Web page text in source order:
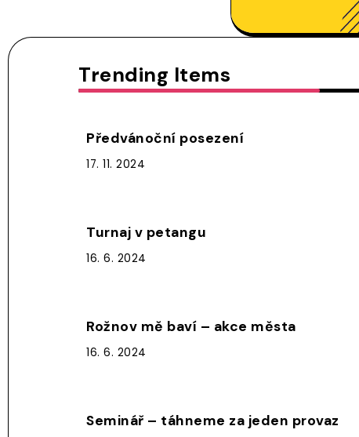
Trending Items
Předvánoční posezení
17. 11. 2024
Turnaj v petangu
16. 6. 2024
Rožnov mě baví – akce města
16. 6. 2024
Seminář – táhneme za jeden provaz